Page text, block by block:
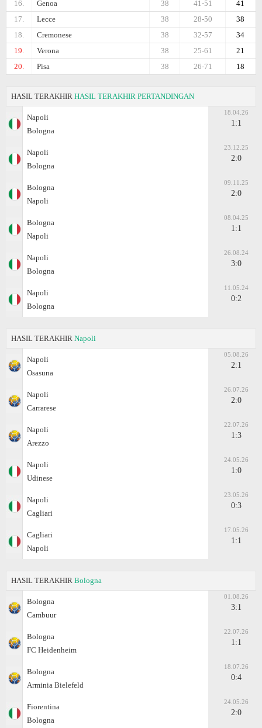
16. Genoa 41
41-51
38
17.
Lecce 38
28-50
38
18.
Cremonese 34
32-57
38
19.
Verona 21
25-61
38
20.
Pisa 18
26-71
38
HASIL TERAKHIR HASIL TERAKHIR PERTANDINGAN
Napoli
Bologna
18.04.26
1:1
Napoli
Bologna
23.12.25
2:0
Bologna
Napoli
09.11.25
2:0
Bologna
Napoli
08.04.25
1:1
Napoli
Bologna
26.08.24
3:0
Napoli
Bologna
11.05.24
0:2
HASIL TERAKHIR Napoli
Napoli
Osasuna
05.08.26
2:1
Napoli
Carrarese
26.07.26
2:0
Napoli
Arezzo
22.07.26
1:3
Napoli
Udinese
24.05.26
1:0
Napoli
Cagliari
23.05.26
0:3
Cagliari
Napoli
17.05.26
1:1
HASIL TERAKHIR Bologna
Bologna
Cambuur
01.08.26
3:1
Bologna
FC Heidenheim
22.07.26
1:1
Bologna
Arminia Bielefeld
18.07.26
0:4
Fiorentina
Bologna
24.05.26
2:0